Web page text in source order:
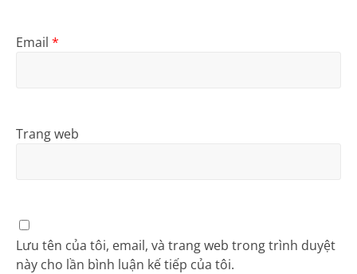
Email *
Trang web
Lưu tên của tôi, email, và trang web trong trình duyệt
này cho lần bình luận kế tiếp của tôi.